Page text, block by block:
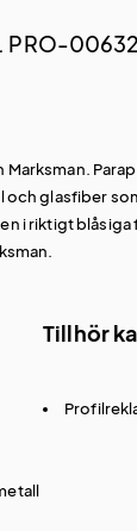
PRO-00632
och glasfiber
i riktigt blåsiga
Tillhör